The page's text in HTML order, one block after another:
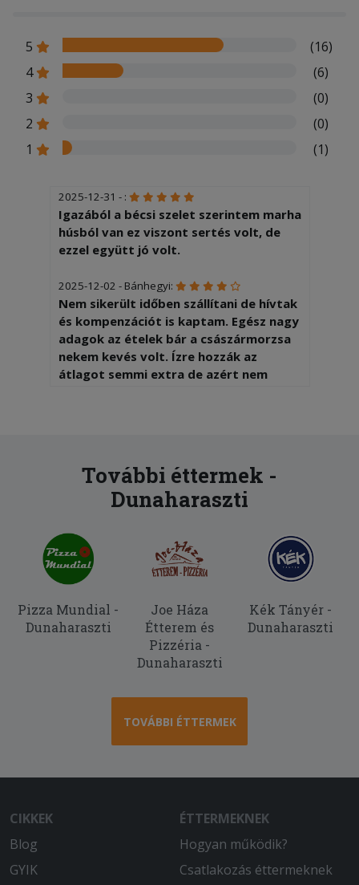
5
(16)
4
(6)
3
(0)
2
(0)
1
(1)
2025-12-31 - :
Igazából a bécsi szelet szerintem marha
húsból van ez viszont sertés volt, de
ezzel együtt jó volt.
2025-12-02 - Bánhegyi:
Nem sikerült időben szállítani de hívtak
és kompenzációt is kaptam. Egész nagy
adagok az ételek bár a császármorzsa
nekem kevés volt. Ízre hozzák az
átlagot semmi extra de azért nem
2025-10-25 - Andrea:
úgy, hogy nekem kellett megsürgetni.
Máshol ilyenkor legalább
kompenzálnak, ehelyett még a futárnak
állt feljebb. Soha többet innen!
2025-09-22 - Zoltán:
Nagyon rendes volt az eladó jelezte,
hogy mikor jön a megrendelt étel, mert
2025-09-06 - Gábor:
Nagyon gyorsak voltatok, de kár
Bécsiszeletnek nevezni a csírke
Külön dícséret a kàp.salátához!
Időben szállítás, kedves futár, ajándék
üdítő, még forró pizzák. Minden
szempontból tökéletes, köszönöm!
További éttermek -
Dunaharaszti
Pizza Mundial -
Dunaharaszti
Joe Háza
Étterem és
Pizzéria -
Dunaharaszti
Kék Tányér -
Dunaharaszti
TOVÁBBI ÉTTERMEK
CIKKEK
Blog
GYIK
ÉTTERMEKNEK
Hogyan működik?
Csatlakozás éttermeknek